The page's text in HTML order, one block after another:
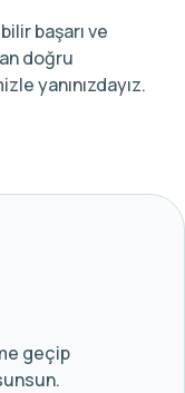
başarı ve
doğru
yanınızdayız.
geçip